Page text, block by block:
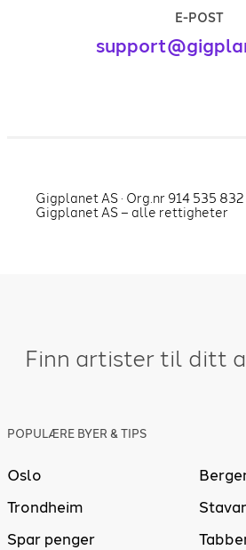
E-POST
Gigplanet AS · Org.nr 914 535 832
Gigplanet AS – alle rettigheter
Finn artister til ditt
POPULÆRE BYER & TIPS
Oslo
Trondheim
Spar penger